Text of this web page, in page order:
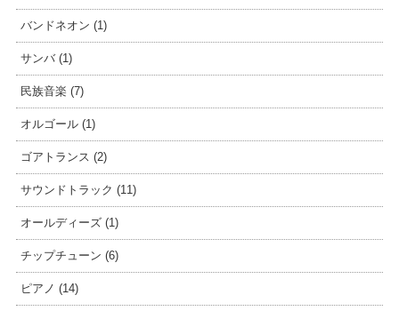
バンドネオン (1)
サンバ (1)
民族音楽 (7)
オルゴール (1)
ゴアトランス (2)
サウンドトラック (11)
オールディーズ (1)
チップチューン (6)
ピアノ (14)